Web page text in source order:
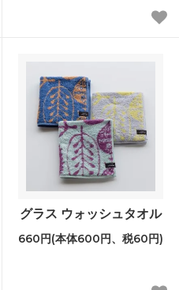
グラス ウォッシュタオル
660円(本体600円、税60円)